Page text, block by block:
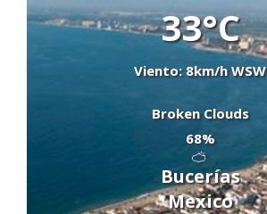
33°C
Viento: 8km/h WSW
Broken Clouds
68%
Bucerías
Mexico